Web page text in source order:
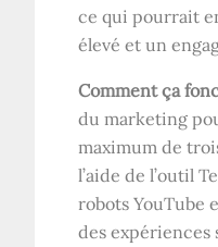
ce qui pourrait
élevé et un
Comment ça
du marketing
maximum de
l’aide de l’outil
robots YouTube
des expériences